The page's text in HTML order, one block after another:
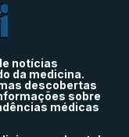
notícias
da medicina.
descobertas
sobre
médicas